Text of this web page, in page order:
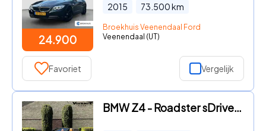
24.900
2015 73.500km
Broekhuis Veenendaal Ford
Veenendaal (UT)
Favoriet Vergelijk
BMW Z4 - Roadster sDrive18i Executive Leder*Cruise*Navi*Clima*PDC